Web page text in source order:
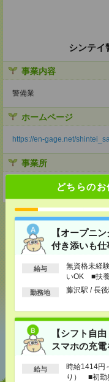
どちらの
【オープニ
付き添いも
給与
無資格未経
いOK ■扶
以上
勤務地 藤沢駅 / 長
【シフト自
スマホの充
給与
時給1414
り） ■初
シンテ
事業内容
警備業
ホームページ
https://en-gage.net/
事業所
千葉県千葉市中央区栄町35-
あなたの
お